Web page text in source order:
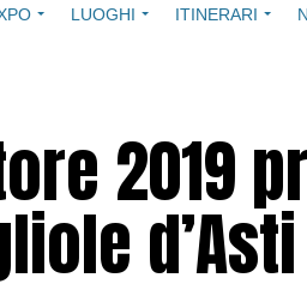
LUOGHI ITINERARI
2019
d’Asti